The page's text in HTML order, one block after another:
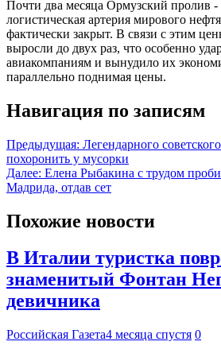
Почти два месяца Ормузский пролив
логистическая артерия мирового
фактически закрыт. В связи с этим
выросли до двух раз, что особенно
авиакомпаниям и вынудило их
параллельно поднимая цены.
Навигация по записям
Предыдущая: Легендарного
похоронить у мусорки
Далее: Елена Рыбакина с трудом
Мадрида, отдав сет
Похожие новости
В Италии туристка
знаменитый Фонтан
девичника
Российская Газета4 месяца спустя 0